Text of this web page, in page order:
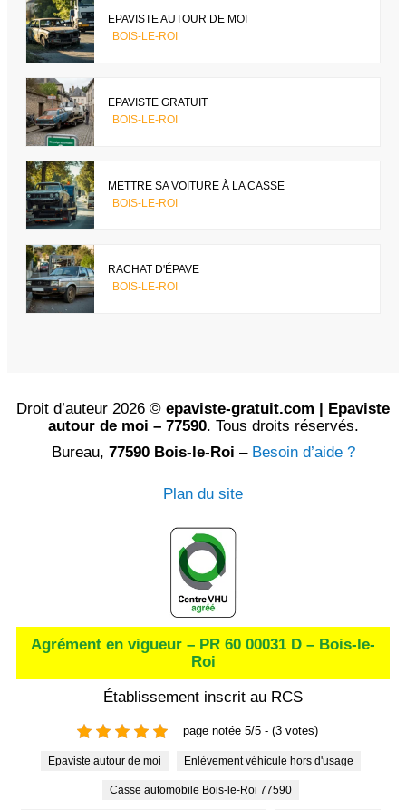
EPAVISTE AUTOUR DE MOI
BOIS-LE-ROI
EPAVISTE GRATUIT
BOIS-LE-ROI
METTRE SA VOITURE À LA CASSE
BOIS-LE-ROI
RACHAT D'ÉPAVE
BOIS-LE-ROI
Droit d’auteur 2026 © epaviste-gratuit.com | Epaviste
autour de moi – 77590. Tous droits réservés.
Bureau, 77590 Bois-le-Roi – Besoin d’aide ?
Plan du site
Agrément en vigueur – PR 60 00031 D – Bois-le-
Roi
Établissement inscrit au RCS
page notée 5/5 - (3 votes)
Epaviste autour de moi Enlèvement véhicule hors d'usage
Casse automobile Bois-le-Roi 77590